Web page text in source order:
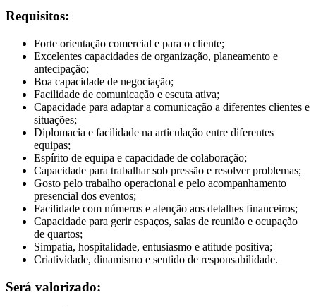
Requisitos:
Forte orientação comercial e para o cliente;
Excelentes capacidades de organização, planeamento e
antecipação;
Boa capacidade de negociação;
Facilidade de comunicação e escuta ativa;
Capacidade para adaptar a comunicação a diferentes clientes e
situações;
Diplomacia e facilidade na articulação entre diferentes
equipas;
Espírito de equipa e capacidade de colaboração;
Capacidade para trabalhar sob pressão e resolver problemas;
Gosto pelo trabalho operacional e pelo acompanhamento
presencial dos eventos;
Facilidade com números e atenção aos detalhes financeiros;
Capacidade para gerir espaços, salas de reunião e ocupação
de quartos;
Simpatia, hospitalidade, entusiasmo e atitude positiva;
Criatividade, dinamismo e sentido de responsabilidade.
Será valorizado: